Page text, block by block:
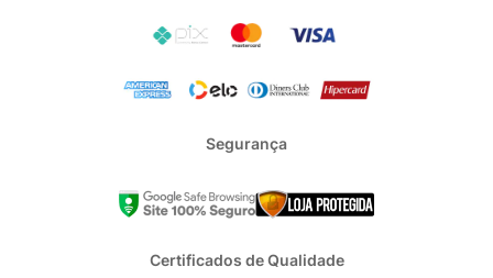
Segurança
Certificados de Qualidade